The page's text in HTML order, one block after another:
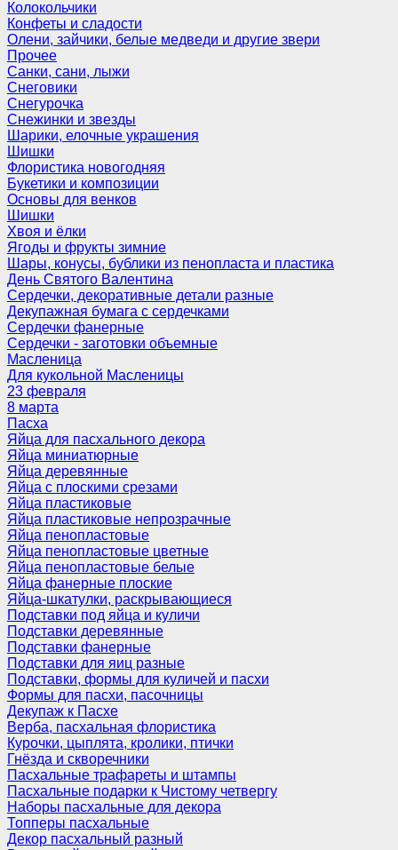
Колокольчики
Конфеты и сладости
Олени, зайчики, белые медведи и другие звери
Прочее
Санки, сани, лыжи
Снеговики
Снегурочка
Снежинки и звезды
Шарики, елочные украшения
Шишки
Флористика новогодняя
Букетики и композиции
Основы для венков
Шишки
Хвоя и ёлки
Ягоды и фрукты зимние
Шары, конусы, бублики из пенопласта и пластика
День Святого Валентина
Сердечки, декоративные детали разные
Декупажная бумага с сердечками
Сердечки фанерные
Сердечки - заготовки объемные
Масленица
Для кукольной Масленицы
23 февраля
8 марта
Пасха
Яйца для пасхального декора
Яйца миниатюрные
Яйца деревянные
Яйца с плоскими срезами
Яйца пластиковые
Яйца пластиковые непрозрачные
Яйца пенопластовые
Яйца пенопластовые цветные
Яйца пенопластовые белые
Яйца фанерные плоские
Яйца-шкатулки, раскрывающиеся
Подставки под яйца и куличи
Подставки деревянные
Подставки фанерные
Подставки для яиц разные
Подставки, формы для куличей и пасхи
Формы для пасхи, пасочницы
Декупаж к Пасхе
Верба, пасхальная флористика
Курочки, цыплята, кролики, птички
Гнёзда и скворечники
Пасхальные трафареты и штампы
Пасхальные подарки к Чистому четвергу
Наборы пасхальные для декора
Топперы пасхальные
Декор пасхальный разный